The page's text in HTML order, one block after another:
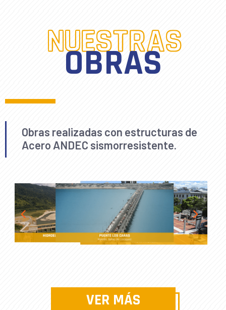
NUESTRAS
OBRAS
Obras realizadas con estructuras de
Acero ANDEC sismorresistente.
VER MÁS